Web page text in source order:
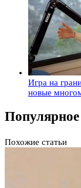
Игра на
новые
Популярное
Похожие статьи